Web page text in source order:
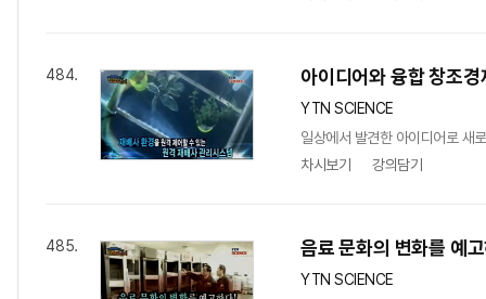
484. 아이디어와 융합 창조
YTN SCIENCE
일상에서 발견한 아이디어로 새
차시보기
강의담기
485. 음료 문화의 변화를 예
YTN SCIENCE